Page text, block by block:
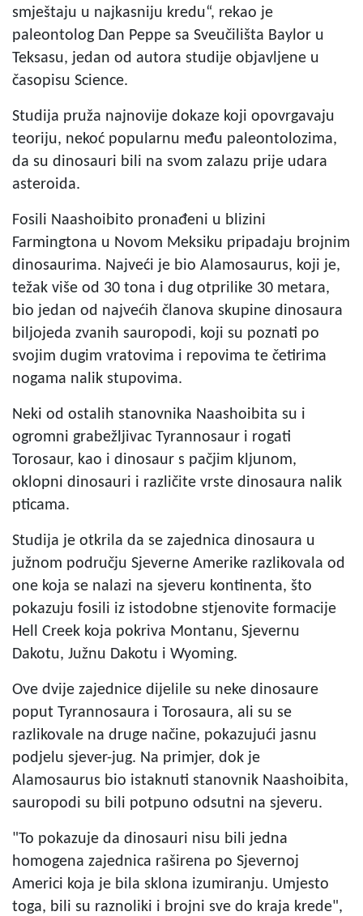
smještaju u najkasniju kredu“, rekao je
paleontolog Dan Peppe sa Sveučilišta Baylor u
Teksasu, jedan od autora studije objavljene u
časopisu Science.
Studija pruža najnovije dokaze koji opovrgavaju
teoriju, nekoć popularnu među paleontolozima,
da su dinosauri bili na svom zalazu prije udara
asteroida.
Fosili Naashoibito pronađeni u blizini
Farmingtona u Novom Meksiku pripadaju brojnim
dinosaurima. Najveći je bio Alamosaurus, koji je,
težak više od 30 tona i dug otprilike 30 metara,
bio jedan od najvećih članova skupine dinosaura
biljojeda zvanih sauropodi, koji su poznati po
svojim dugim vratovima i repovima te četirima
nogama nalik stupovima.
Neki od ostalih stanovnika Naashoibita su i
ogromni grabežljivac Tyrannosaur i rogati
Torosaur, kao i dinosaur s pačjim kljunom,
oklopni dinosauri i različite vrste dinosaura nalik
pticama.
Studija je otkrila da se zajednica dinosaura u
južnom području Sjeverne Amerike razlikovala od
one koja se nalazi na sjeveru kontinenta, što
pokazuju fosili iz istodobne stjenovite formacije
Hell Creek koja pokriva Montanu, Sjevernu
Dakotu, Južnu Dakotu i Wyoming.
Ove dvije zajednice dijelile su neke dinosaure
poput Tyrannosaura i Torosaura, ali su se
razlikovale na druge načine, pokazujući jasnu
podjelu sjever-jug. Na primjer, dok je
Alamosaurus bio istaknuti stanovnik Naashoibita,
sauropodi su bili potpuno odsutni na sjeveru.
"To pokazuje da dinosauri nisu bili jedna
homogena zajednica raširena po Sjevernoj
Americi koja je bila sklona izumiranju. Umjesto
toga, bili su raznoliki i brojni sve do kraja krede",